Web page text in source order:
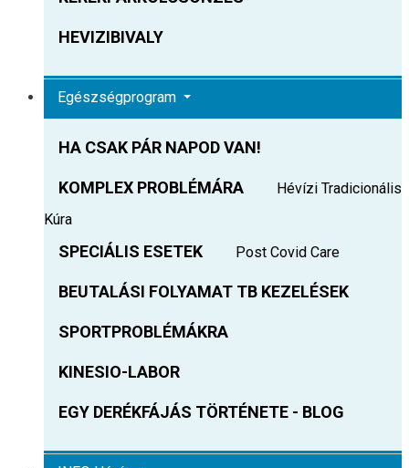
HEVIZIBIVALY
Egészségprogram
HA CSAK PÁR NAPOD VAN!
KOMPLEX PROBLÉMÁRA
Hévízi Tradicionális
Kúra
SPECIÁLIS ESETEK Post Covid Care
BEUTALÁSI FOLYAMAT TB KEZELÉSEK
SPORTPROBLÉMÁKRA
KINESIO-LABOR
EGY DERÉKFÁJÁS TÖRTÉNETE - BLOG